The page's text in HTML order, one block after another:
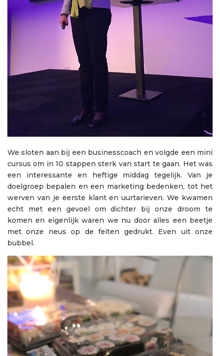
We sloten aan bij een businesscoach en volgde een mini
cursus om in 10 stappen sterk van start te gaan. Het was
een interessante en heftige middag tegelijk. Van je
doelgroep bepalen en een marketing bedenken, tot het
werven van je eerste klant en uurtarieven. We kwamen
echt met een gevoel om dichter bij onze droom te
komen en eigenlijk waren we nu door alles een beetje
met onze neus op de feiten gedrukt. Even uit onze
bubbel.